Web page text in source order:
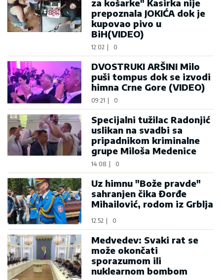
za košarke" Kasirka nije
prepoznala JOKIĆA dok je
kupovao pivo u
BiH(VIDEO)
12:02 0
DVOSTRUKI ARŠINI Milo
puši tompus dok se izvodi
himna Crne Gore (VIDEO)
09:21 0
Specijalni tužilac Radonjić
uslikan na svadbi sa
pripadnikom kriminalne
grupe Miloša Medenice
14:08 0
Uz himnu "Bože pravde"
sahranjen čika Đorđe
Mihailović, rodom iz Grblja
12:52 0
Medvedev: Svaki rat se
može okončati
sporazumom ili
nuklearnom bombom